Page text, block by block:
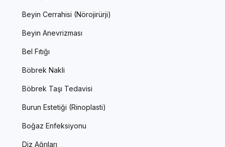
Beyin Cerrahisi (Nörojirürji)
Beyin Anevrizması
Bel Fıtığı
Böbrek Nakli
Böbrek Taşı Tedavisi
Burun Estetiği (Rinoplasti)
Boğaz Enfeksiyonu
Diz Ağrıları